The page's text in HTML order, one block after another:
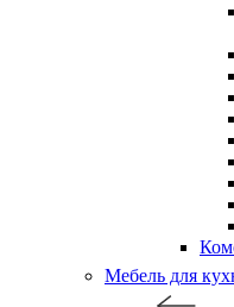
Мебель для